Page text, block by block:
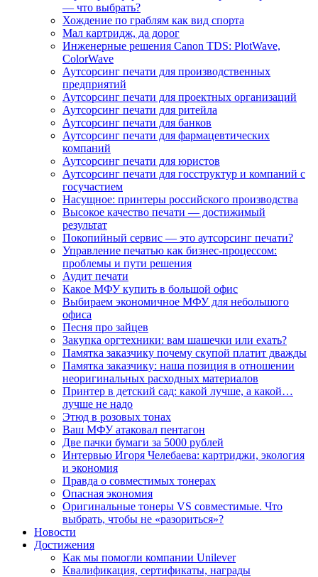
— что выбрать?
Хождение по граблям как вид спорта
Мал картридж, да дорог
Инженерные решения Canon TDS: PlotWave,
ColorWave
Аутсорсинг печати для производственных
предприятий
Аутсорсинг печати для проектных организаций
Аутсорсинг печати для ритейла
Аутсорсинг печати для банков
Аутсорсинг печати для фармацевтических
компаний
Аутсорсинг печати для юристов
Аутсорсинг печати для госструктур и компаний с
госучастием
Насущное: принтеры российского производства
Высокое качество печати — достижимый
результат
Покопийный сервис — это аутсорсинг печати?
Управление печатью как бизнес-процессом:
проблемы и пути решения
Аудит печати
Какое МФУ купить в большой офис
Выбираем экономичное МФУ для небольшого
офиса
Песня про зайцев
Закупка оргтехники: вам шашечки или ехать?
Памятка заказчику почему скупой платит дважды
Памятка заказчику: наша позиция в отношении
неоригинальных расходных материалов
Принтер в детский сад: какой лучше, а какой…
лучше не надо
Этюд в розовых тонах
Ваш МФУ атаковал пентагон
Две пачки бумаги за 5000 рублей
Интервью Игоря Челебаева: картриджи, экология
и экономия
Правда о совместимых тонерах
Опасная экономия
Оригинальные тонеры VS совместимые. Что
выбрать, чтобы не «разориться»?
Новости
Достижения
Как мы помогли компании Unilever
Квалификация, сертификаты, награды